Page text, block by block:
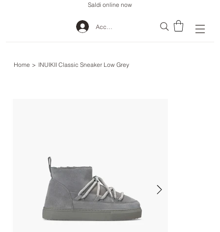
Saldi online now
Accedi
Home > INUIKII Classic Sneaker Low Grey